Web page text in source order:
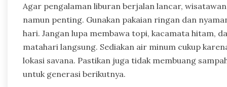
Agar pengalaman liburan berjalan lancar,
namun penting. Gunakan pakaian ringan dan
hari. Jangan lupa membawa topi, kacamata hitam,
matahari langsung. Sediakan air minum cukup
lokasi savana. Pastikan juga tidak membuang
untuk generasi berikutnya.